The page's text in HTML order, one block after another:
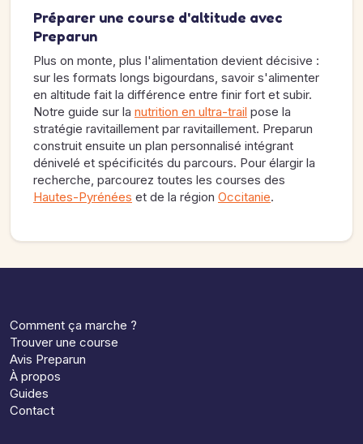
Préparer une course d'altitude avec
Preparun
Plus on monte, plus l'alimentation devient décisive :
sur les formats longs bigourdans, savoir s'alimenter
en altitude fait la différence entre finir fort et subir.
Notre guide sur la nutrition en ultra-trail pose la
stratégie ravitaillement par ravitaillement. Preparun
construit ensuite un plan personnalisé intégrant
dénivelé et spécificités du parcours. Pour élargir la
recherche, parcourez toutes les courses des
Hautes-Pyrénées et de la région Occitanie.
Comment ça marche ?
Trouver une course
Avis Preparun
À propos
Guides
Contact